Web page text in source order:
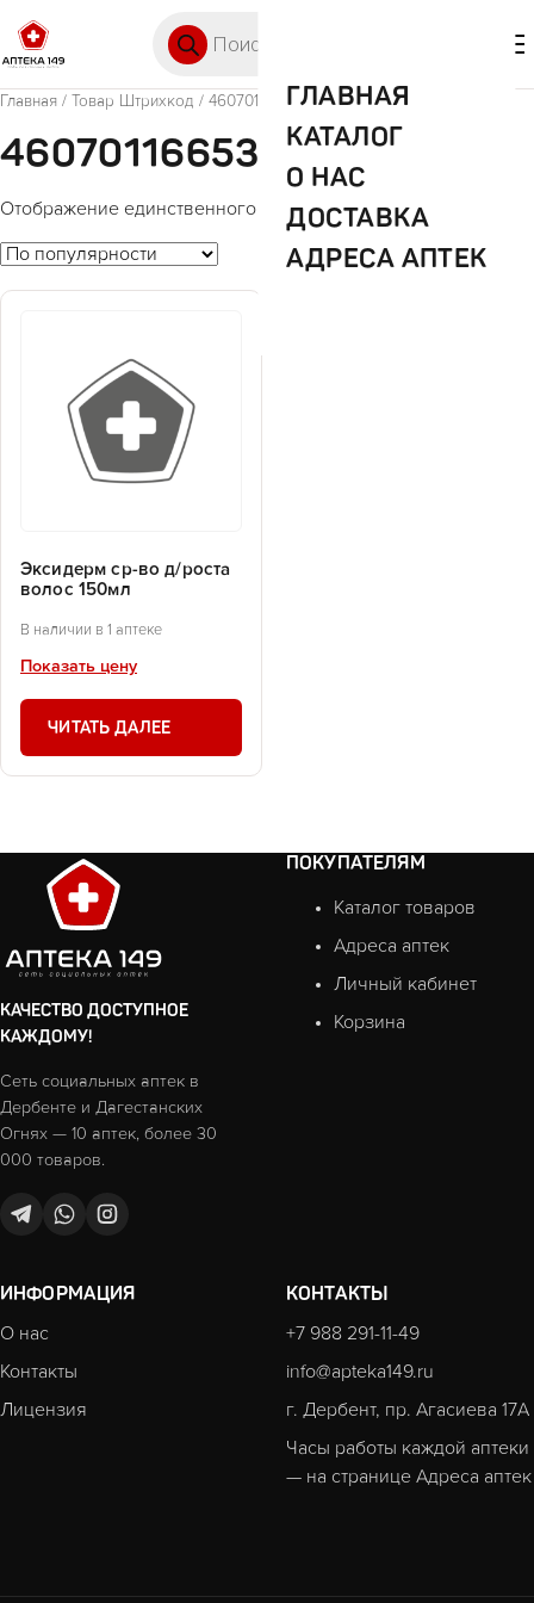
ГЛАВНАЯ
КАТАЛОГ
О НАС
ДОСТАВКА
АДРЕСА АПТЕК
Главная / Товар Штрихкод / 4607011665349
4607011665349
Отображение единственного товара
Эксидерм ср-во д/роста
волос 150мл
В наличии в 1 аптеке
Показать цену
ЧИТАТЬ ДАЛЕЕ
КАЧЕСТВО ДОСТУПНОЕ
КАЖДОМУ!
Сеть социальных аптек в
Дербенте и Дагестанских
Огнях — 10 аптек, более 30
000 товаров.
ПОКУПАТЕЛЯМ
Каталог товаров
Адреса аптек
Личный кабинет
Корзина
ИНФОРМАЦИЯ
О нас
Контакты
Лицензия
КОНТАКТЫ
+7 988 291-11-49
info@apteka149.ru
г. Дербент, пр. Агасиева 17А
Часы работы каждой аптеки
— на странице Адреса аптек